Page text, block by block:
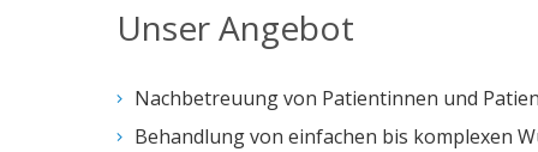
Unser Angebot
Nachbetreuung von Patientinnen und
Behandlung von einfachen bis komplexen